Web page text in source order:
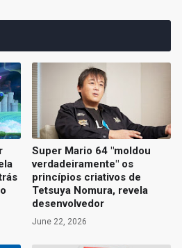
Super Mario 64 "moldou
verdadeiramente" os
princípios criativos de
Tetsuya Nomura, revela
desenvolvedor
June 22, 2026